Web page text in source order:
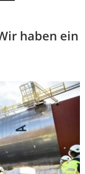
haben ein